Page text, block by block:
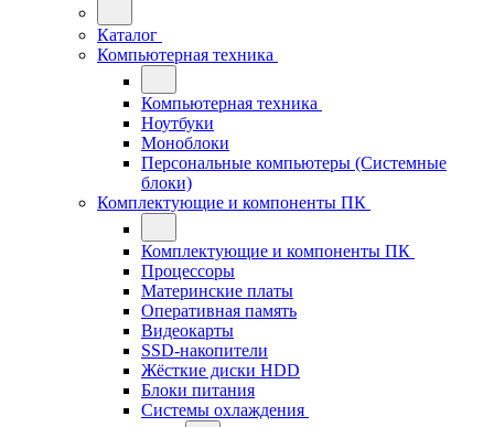
Каталог
Компьютерная техника
Компьютерная техника
Ноутбуки
Моноблоки
Персональные компьютеры (Системные
блоки)
Комплектующие и компоненты ПК
Комплектующие и компоненты ПК
Процессоры
Материнские платы
Оперативная память
Видеокарты
SSD-накопители
Жёсткие диски HDD
Блоки питания
Системы охлаждения